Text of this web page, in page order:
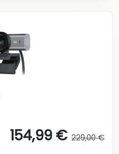
154,99 € 229,00 €